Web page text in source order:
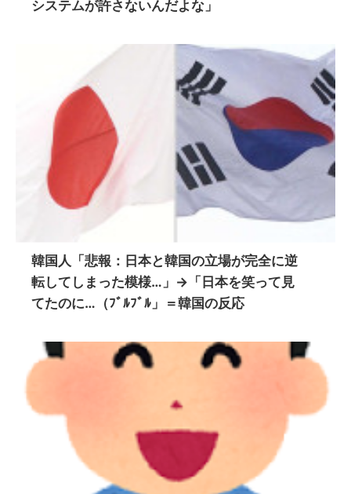
システムが許さないんだよな」
韓国人「悲報：日本と韓国の立場が完全に逆
転してしまった模様…」→「日本を笑って見
てたのに…（ﾌﾞﾙﾌﾞﾙ」＝韓国の反応